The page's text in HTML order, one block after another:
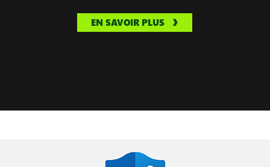
EN SAVOIR PLUS